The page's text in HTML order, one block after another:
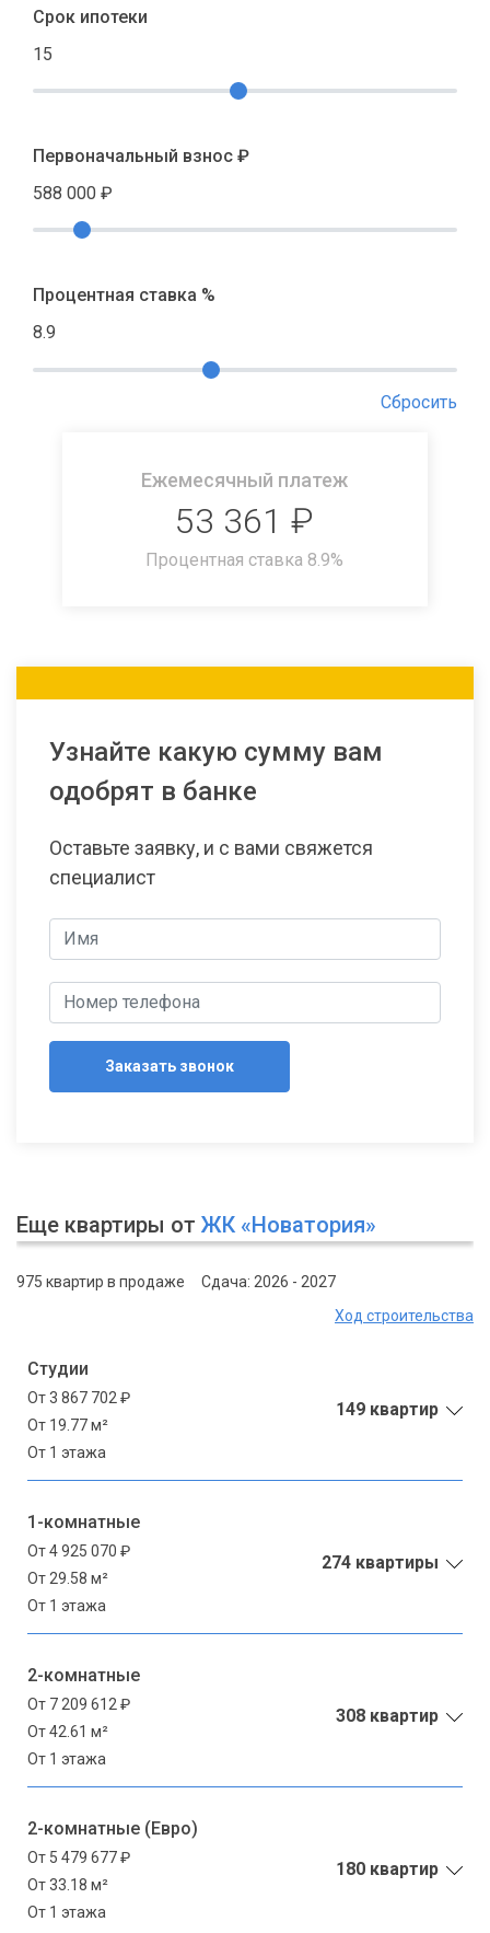
Срок ипотеки
15
Первоначальный взнос ₽
588 000 ₽
Процентная ставка %
8.9
Сбросить
Ежемесячный платеж
53 361 ₽
Процентная ставка 8.9%
Узнайте какую сумму вам
одобрят в банке
Оставьте заявку, и с вами свяжется
специалист
Заказать звонок
Еще квартиры от ЖК «Новатория»
975 квартир в продаже
Сдача: 2026 - 2027
Ход строительства
Студии
От 3 867 702 ₽
От 19.77 м²
От 1 этажа
149 квартир
1-комнатные
От 4 925 070 ₽
От 29.58 м²
От 1 этажа
274 квартиры
2-комнатные
От 7 209 612 ₽
От 42.61 м²
От 1 этажа
308 квартир
2-комнатные (Евро)
От 5 479 677 ₽
От 33.18 м²
От 1 этажа
180 квартир